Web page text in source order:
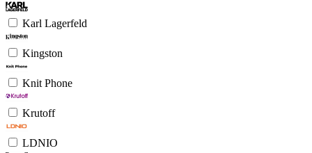
Karl Lagerfeld
Kingston
Knit Phone
Krutoff
LDNIO